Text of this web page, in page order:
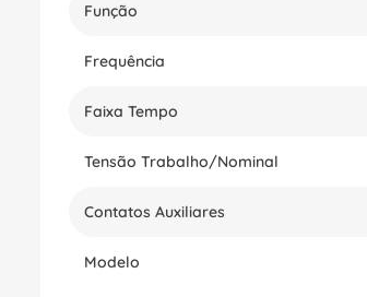
Função
Frequência
Faixa Tempo
Tensão Trabalho/Nominal
Contatos Auxiliares
Modelo